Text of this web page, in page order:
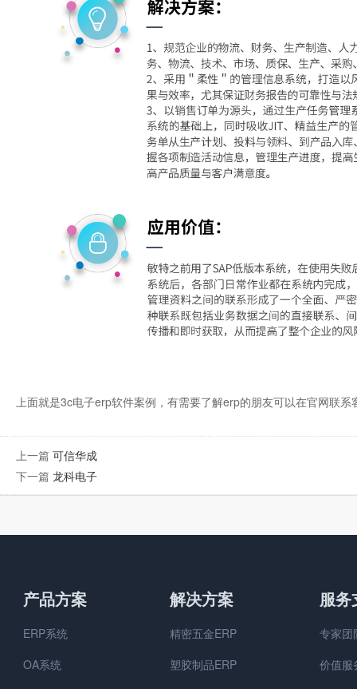
上面就是3c电子erp软件案例，有需要了解erp的朋友可以在官网联系
上一篇 可信华成
下一篇 龙科电子
产品方案
ERP系统
OA系统
解决方案
精密五金ERP
塑胶制品ERP
服务
专家团
价值服